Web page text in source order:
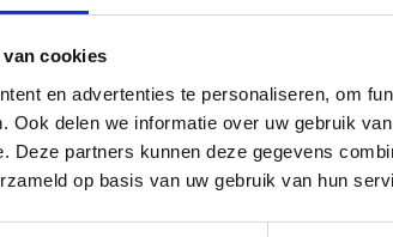
cookies
en advertenties te personaliseren, om
Ook delen we informatie over uw gebruik
Deze partners kunnen deze gegevens
op basis van uw gebruik van hun
bedrijven om veiliger te werken, kosten
wetgeving.
branche RI&E van OnderhoudNL
je